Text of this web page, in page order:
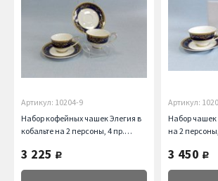
Артикул: 10204-9
Набор кофейных чашек Элегия в
кобальте на 2 персоны, 4 пр.
3 225 руб.
Артикул:
Набор чашек
на 2
3 450 руб.